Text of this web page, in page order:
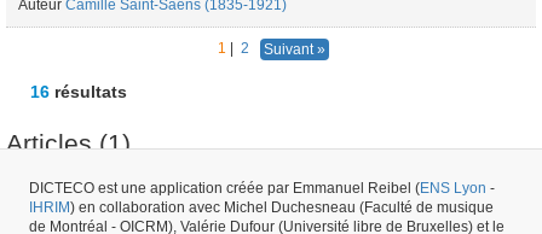
Auteur Camille Saint-Saëns (1835-1921)
1 | 2 Suivant »
16 résultats
Articles (1)
ArticleGustave Charpentier (1860-1956) - "Aux armes, citoyens !" - Excelsior
- 14/07/1915
DICTECO est une application créée par Emmanuel Reibel (ENS Lyon -
IHRIM) en collaboration avec Michel Duchesneau (Faculté de musique
de Montréal - OICRM), Valérie Dufour (Université libre de Bruxelles) et le